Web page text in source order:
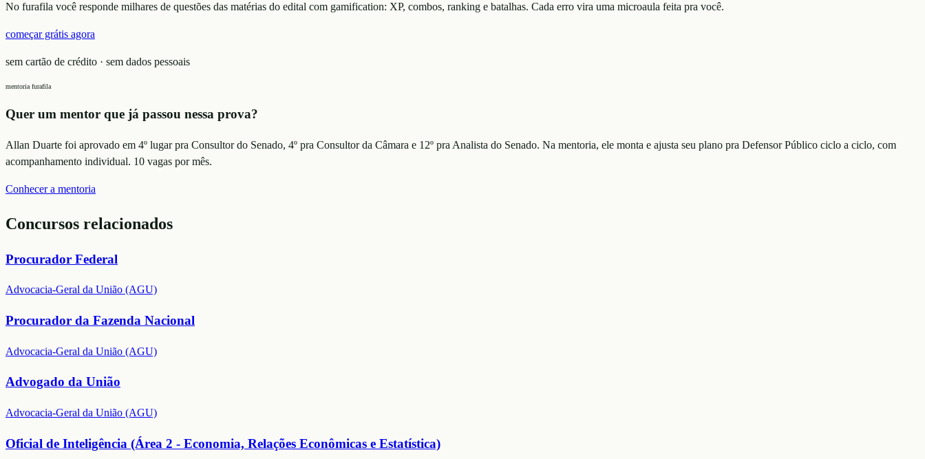
No furafila você responde milhares de questões das matérias do edital com gamification: XP, combos, ranking e batalhas. Cada erro vira uma microaula feita pra você.
começar grátis agora
sem cartão de crédito · sem dados pessoais
mentoria furafila
Quer um mentor que já passou nessa prova?
Allan Duarte foi aprovado em 4º lugar pra Consultor do Senado, 4º pra Consultor da Câmara e 12º pra Analista do Senado. Na mentoria, ele monta e ajusta seu plano pra Defensor Público ciclo a ciclo, com
acompanhamento individual. 10 vagas por mês.
Conhecer a mentoria
Concursos relacionados
Procurador Federal
Advocacia-Geral da União (AGU)
Procurador da Fazenda Nacional
Advocacia-Geral da União (AGU)
Advogado da União
Advocacia-Geral da União (AGU)
Oficial de Inteligência (Área 2 - Economia, Relações Econômicas e Estatística)